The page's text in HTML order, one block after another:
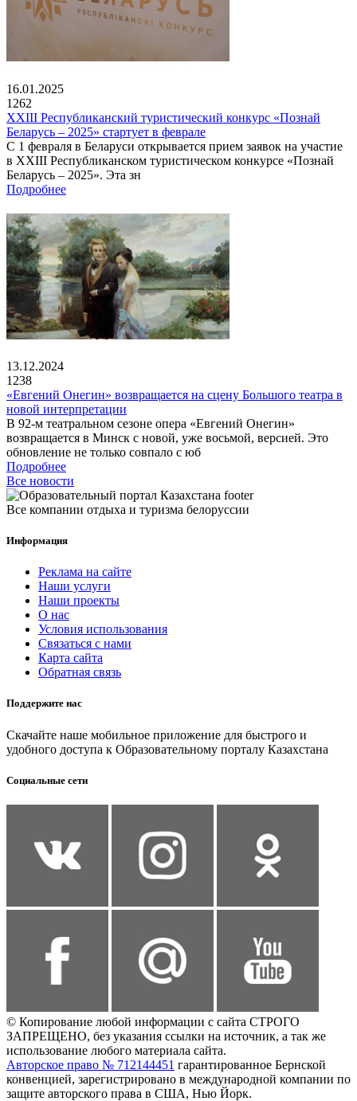
16.01.2025
1262
XXIII Республиканский туристический конкурс «Познай
Беларусь – 2025» стартует в феврале
С 1 февраля в Беларуси открывается прием заявок на участие
в XXIII Республиканском туристическом конкурсе «Познай
Беларусь – 2025». Эта зн
Подробнее
13.12.2024
1238
«Евгений Онегин» возвращается на сцену Большого театра в
новой интерпретации
В 92-м театральном сезоне опера «Евгений Онегин»
возвращается в Минск с новой, уже восьмой, версией. Это
обновление не только совпало с юб
Подробнее
Все новости
Все компании отдыха и туризма белоруссии
Информация
Реклама на сайте
Наши услуги
Наши проекты
О нас
Условия использования
Связаться с нами
Карта сайта
Обратная связь
Поддержите нас
Скачайте наше мобильное приложение для быстрого и
удобного доступа к Образовательному порталу Казахстана
Социальные сети
© Копирование любой информации с сайта СТРОГО
ЗАПРЕЩЕНО, без указания ссылки на источник, а так же
использование любого материала сайта.
Авторское право № 712144451 гарантированное Бернской
конвенцией, зарегистрировано в международной компании по
защите авторского права в США, Нью Йорк.